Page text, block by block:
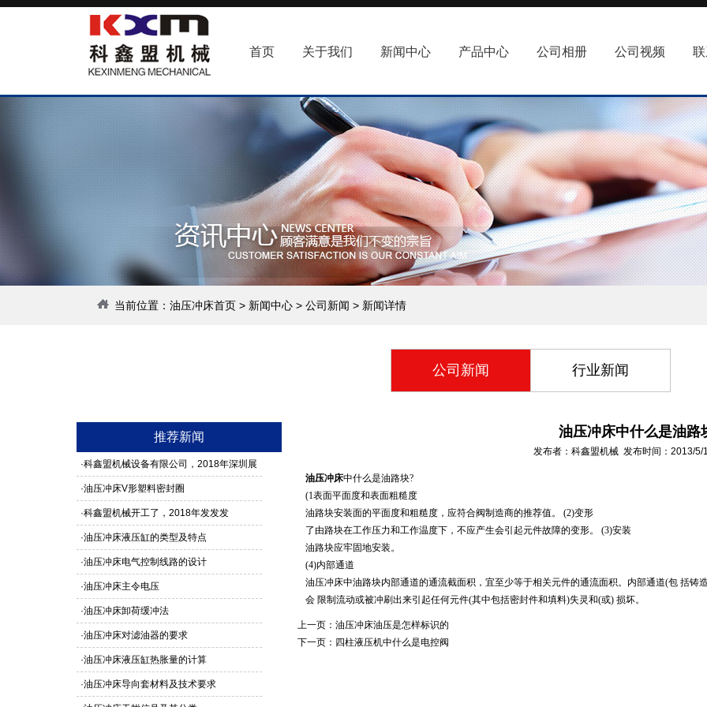
首页 关于我们 新闻中心 产品中心 公司相册 公司视频
当前位置： 油压冲床首页 > 新闻中心 > 公司新闻 > 新闻详情
公司新闻 行业新闻
推荐新闻
·科鑫盟机械设备有限公司，2018年深圳展
馆3G24号，欢迎新老客户莅临参观
·油压冲床V形塑料密封圈
·科鑫盟机械开工了，2018年发发发
·油压冲床液压缸的类型及特点
·油压冲床电气控制线路的设计
·油压冲床主令电压
·油压冲床卸荷缓冲法
·油压冲床对滤油器的要求
·油压冲床液压缸热胀量的计算
·油压冲床导向套材料及技术要求
油压冲床中什么是油路
发布者：科鑫盟机械 发布时间：2013/5/
油压冲床中什么是油路块?
(1表面平面度和表面粗糙度
油路块安装面的平面度和粗糙度，应符合阀制造商的推荐值。 (2)变形
了由路块在工作压力和工作温度下，不应产生会引起元件故障的变形。 (3)安装
油路块应牢固地安装。
(4)内部通道
油压冲床中油路块内部通道的通流截面积，宜至少等于相关元件的通流面积。内部通道(包 括
会 限制流动或被冲刷出来引起任何元件(其中包括密封件和填料)失灵和(或) 损坏。
上一页： 油压冲床油压是怎样标识的
下一页： 四柱液压机中什么是电控阀